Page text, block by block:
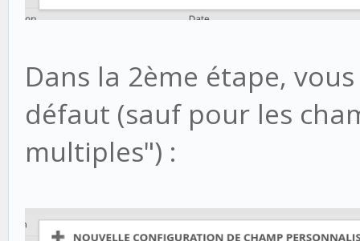
Dans la 2ème étape,
défaut (sauf pour les
multiples") :